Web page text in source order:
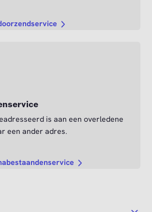
is aan een overledene
een ander adres.